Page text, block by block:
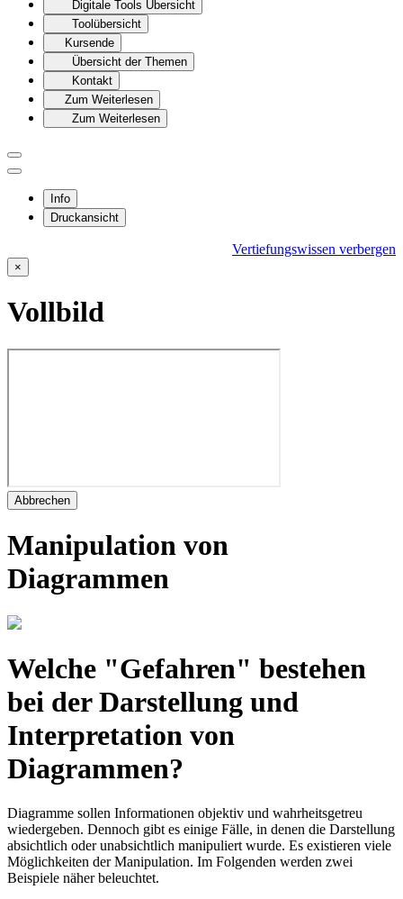
Digitale Tools Übersicht
Toolübersicht
Kursende
Übersicht der Themen
Kontakt
Zum Weiterlesen
Zum Weiterlesen
Info
Druckansicht
Vertiefungswissen verbergen
×
Vollbild
Abbrechen
Manipulation von
Diagrammen
Welche "Gefahren" bestehen
bei der Darstellung und
Interpretation von
Diagrammen?
Diagramme sollen Informationen objektiv und wahrheitsgetreu
wiedergeben. Dennoch gibt es einige Fälle, in denen die Darstellung
absichtlich oder unabsichtlich manipuliert wurde. Es existieren viele
Möglichkeiten der Manipulation. Im Folgenden werden zwei
Beispiele näher beleuchtet.